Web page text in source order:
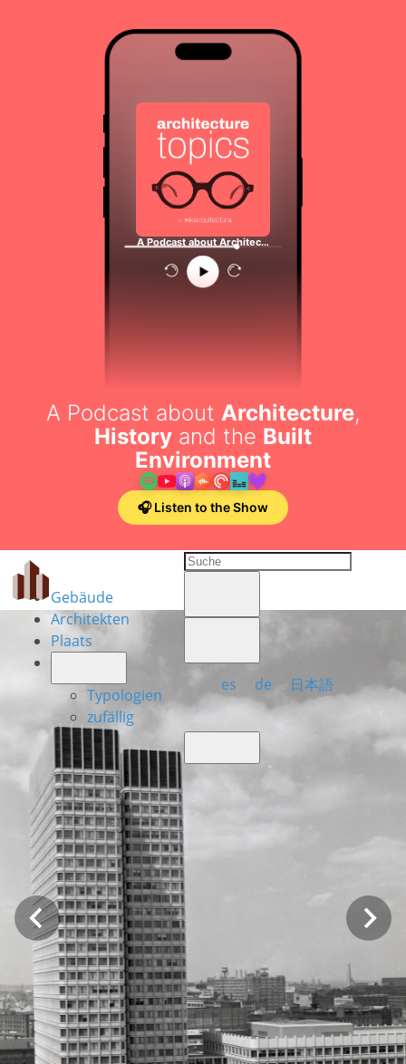
A Podcast about Architec…
A Podcast about Architecture,
History and the Built
Environment
🎧 Listen to the Show
Gebäude
Architekten
Plaats
Typologien
zufällig
es de 日本語